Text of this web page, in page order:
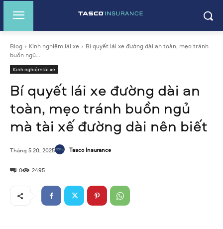
Blog Kinh nghiệm lái xe
Bí quyết lái xe đường dài an toàn, mẹo tránh
buồn ngủ...
Kinh nghiệm lái xe
Bí quyết lái xe đường dài an
toàn, mẹo tránh buồn ngủ
mà tài xế đường dài nên biết
0 2495
Tháng 5 20, 2025 Tasco Insurance